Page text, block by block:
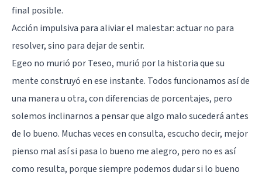
final posible.
Acción impulsiva para aliviar el malestar: actuar no para
resolver, sino para dejar de sentir.
Egeo no murió por Teseo, murió por la historia que su
mente construyó en ese instante. Todos funcionamos así de
una manera u otra, con diferencias de porcentajes, pero
solemos inclinarnos a pensar que algo malo sucederá antes
de lo bueno. Muchas veces en consulta, escucho decir, mejor
pienso mal así si pasa lo bueno me alegro, pero no es así
como resulta, porque siempre podemos dudar si lo bueno